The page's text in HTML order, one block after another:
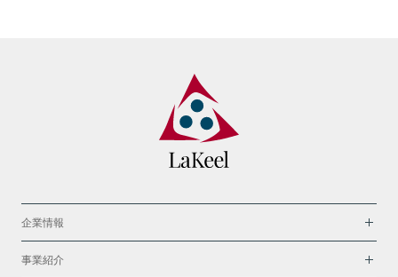
企業情報
事業紹介